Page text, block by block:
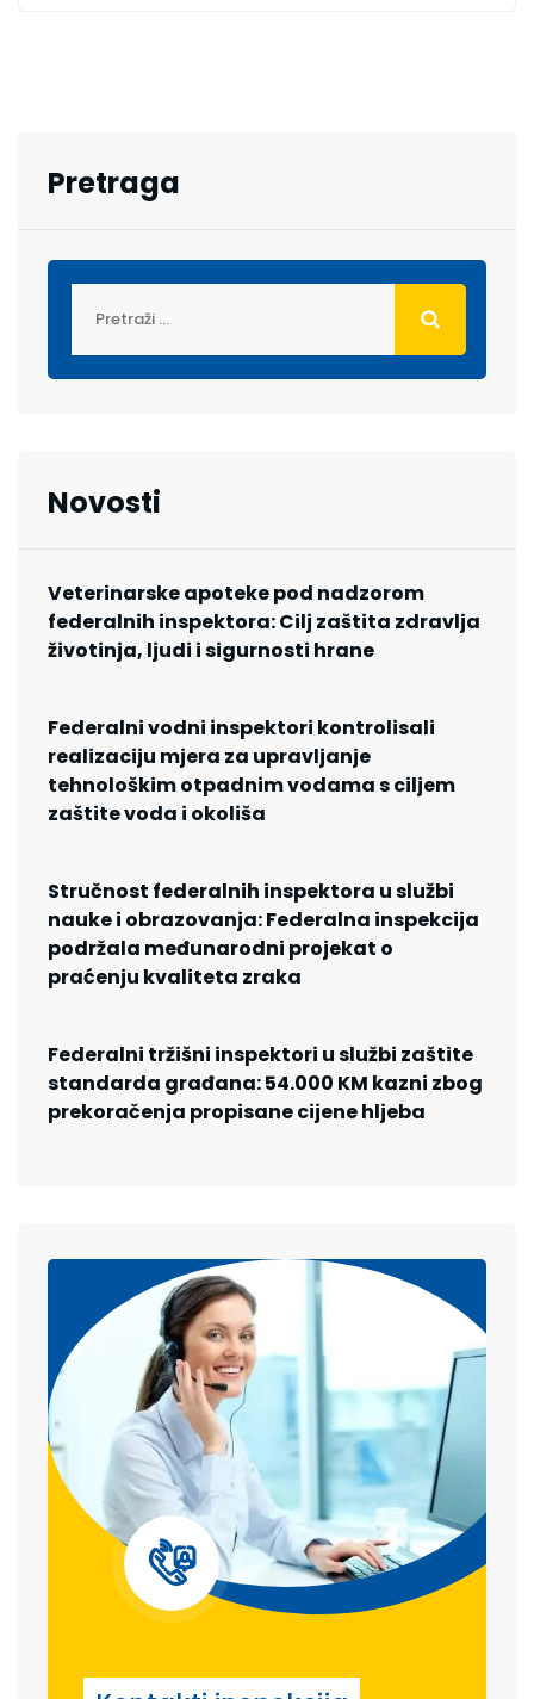
Pretraga
Novosti
Veterinarske apoteke pod nadzorom
federalnih inspektora: Cilj zaštita zdravlja
životinja, ljudi i sigurnosti hrane
Federalni vodni inspektori kontrolisali
realizaciju mjera za upravljanje
tehnološkim otpadnim vodama s ciljem
zaštite voda i okoliša
Stručnost federalnih inspektora u službi
nauke i obrazovanja: Federalna inspekcija
podržala međunarodni projekat o
praćenju kvaliteta zraka
Federalni tržišni inspektori u službi zaštite
standarda građana: 54.000 KM kazni zbog
prekoračenja propisane cijene hljeba